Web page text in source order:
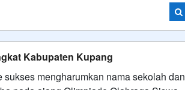
Kabupaten Kupang
mengharumkan nama sekolah dan